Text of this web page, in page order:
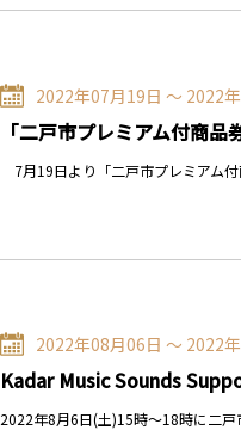
2022年07月19日 〜 2022
「二戸市プレミアム付商
7月19日より「二戸市プレミアム
2022年08月06日 〜 2022
Kadar Music Sounds
2022年8月6日(土)15時～18時に二